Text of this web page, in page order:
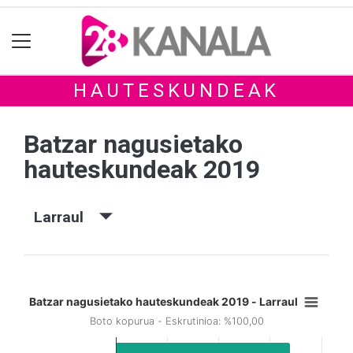
HAUTESKUNDEAK
Batzar nagusietako
hauteskundeak 2019
Larraul
Batzar nagusietako hauteskundeak 2019 - Larraul
Boto kopurua - Eskrutinioa: %100,00